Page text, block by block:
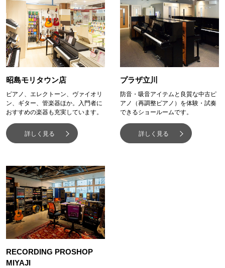
昭島モリタウン店
ピアノ、エレクトーン、ヴァイオリ
ン、ギター、管楽器ほか。入門者に
おすすめの楽器も充実しています。
詳しく見る
プラザ立川
防音・吸音アイテムと良質な中古ピ
アノ（再調整ピアノ）を体験・試奏
できるショールームです。
詳しく見る
RECORDING PROSHOP
MIYAJI